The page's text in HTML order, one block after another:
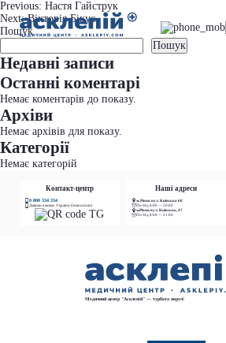
Навігація
записів
Previous: Настя Гайструк
Next: Вікторія Бікус
Пошук
Пошук
Недавні записи
Останні коментарі
Немає коментарів до показу.
Архіви
Немає архівів для показу.
Категорії
Немає категорій
Контакт-центр
0 800 334 334
Дзвінки в межах України безкоштовні
Наші адреси
м. Рівне, вул. Київська 60
Пн-Нд 8:00 — 20:00
м.Рівне, вул. Київська, 47
Пн-Нд 8:00 — 21:00
Медичний центр "Асклепій" — турбота поруч!